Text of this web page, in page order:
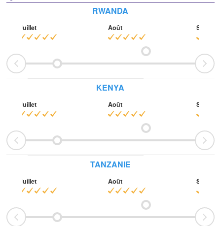
RWANDA
Juillet Août
KENYA
Juillet Août
TANZANIE
Juillet Août